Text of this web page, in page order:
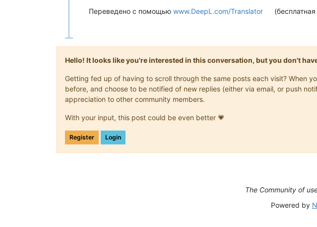
Переведено с помощью www.DeepL.com/Translator
Hello! It looks like you're interested in this conversation, but you don't
Getting fed up of having to scroll through the same posts each visit? When
before, and choose to be notified of new replies (either via email, or push
appreciation to other community members.
With your input, this post could be even better 💗
Register Login
The Community of
Powered by